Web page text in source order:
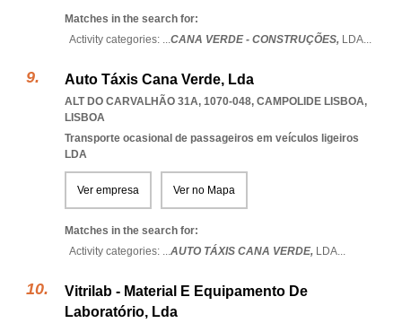
Matches in the search for:
Activity categories: ...CANA VERDE - CONSTRUÇÕES, LDA...
Auto Táxis Cana Verde, Lda
ALT DO CARVALHÃO 31A, 1070-048, CAMPOLIDE LISBOA,
LISBOA
Transporte ocasional de passageiros em veículos ligeiros
LDA
Ver empresa Ver no Mapa
Matches in the search for:
Activity categories: ...AUTO TÁXIS CANA VERDE, LDA...
Vitrilab - Material E Equipamento De
Laboratório, Lda